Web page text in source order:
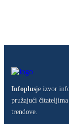
Infoplusje izvor
pružajući
trendove.